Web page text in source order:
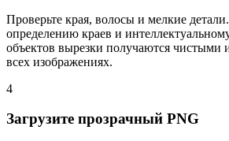
Проверьте края, волосы и мелкие
определению краев и
объектов вырезки получаются чистыми
всех изображениях.
4
Загрузите прозрачный PNG